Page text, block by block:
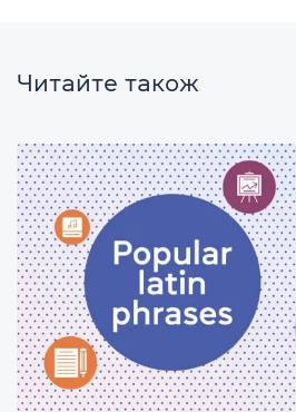
Читайте також